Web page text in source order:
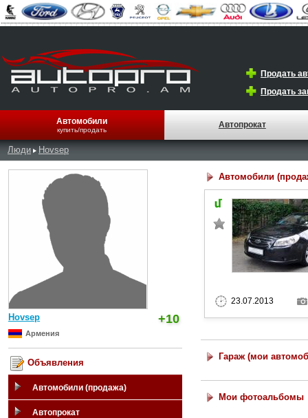
Продать
Продать
Автомобили
купить/продать
Автопрокат
Люди Hovsep
Hovsep +10
Армения
Объявления
Автомобили (продажа)
Автопрокат
Автомобили
23.07.2013
Гараж (мои
Мои фотоальбомы